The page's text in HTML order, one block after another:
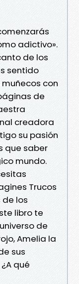
adictivo».
de los
sentido
con
de
creadora
su pasión
que saber
mundo.
Trucos
de los
libro te
de
Amelia la
sus
qué